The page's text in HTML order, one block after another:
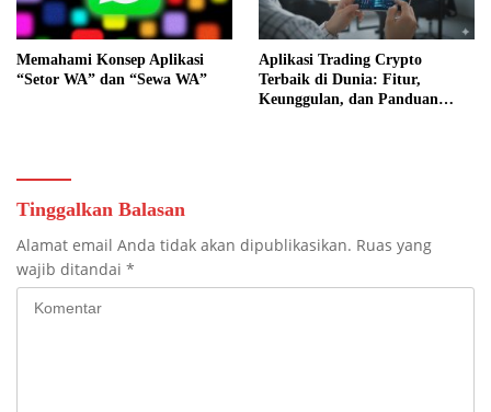
Memahami Konsep Aplikasi
“Setor WA” dan “Sewa WA”
Aplikasi Trading Crypto
Terbaik di Dunia: Fitur,
Keunggulan, dan Panduan
Tinggalkan Balasan
Alamat email Anda tidak akan dipublikasikan. Ruas yang
wajib ditandai *